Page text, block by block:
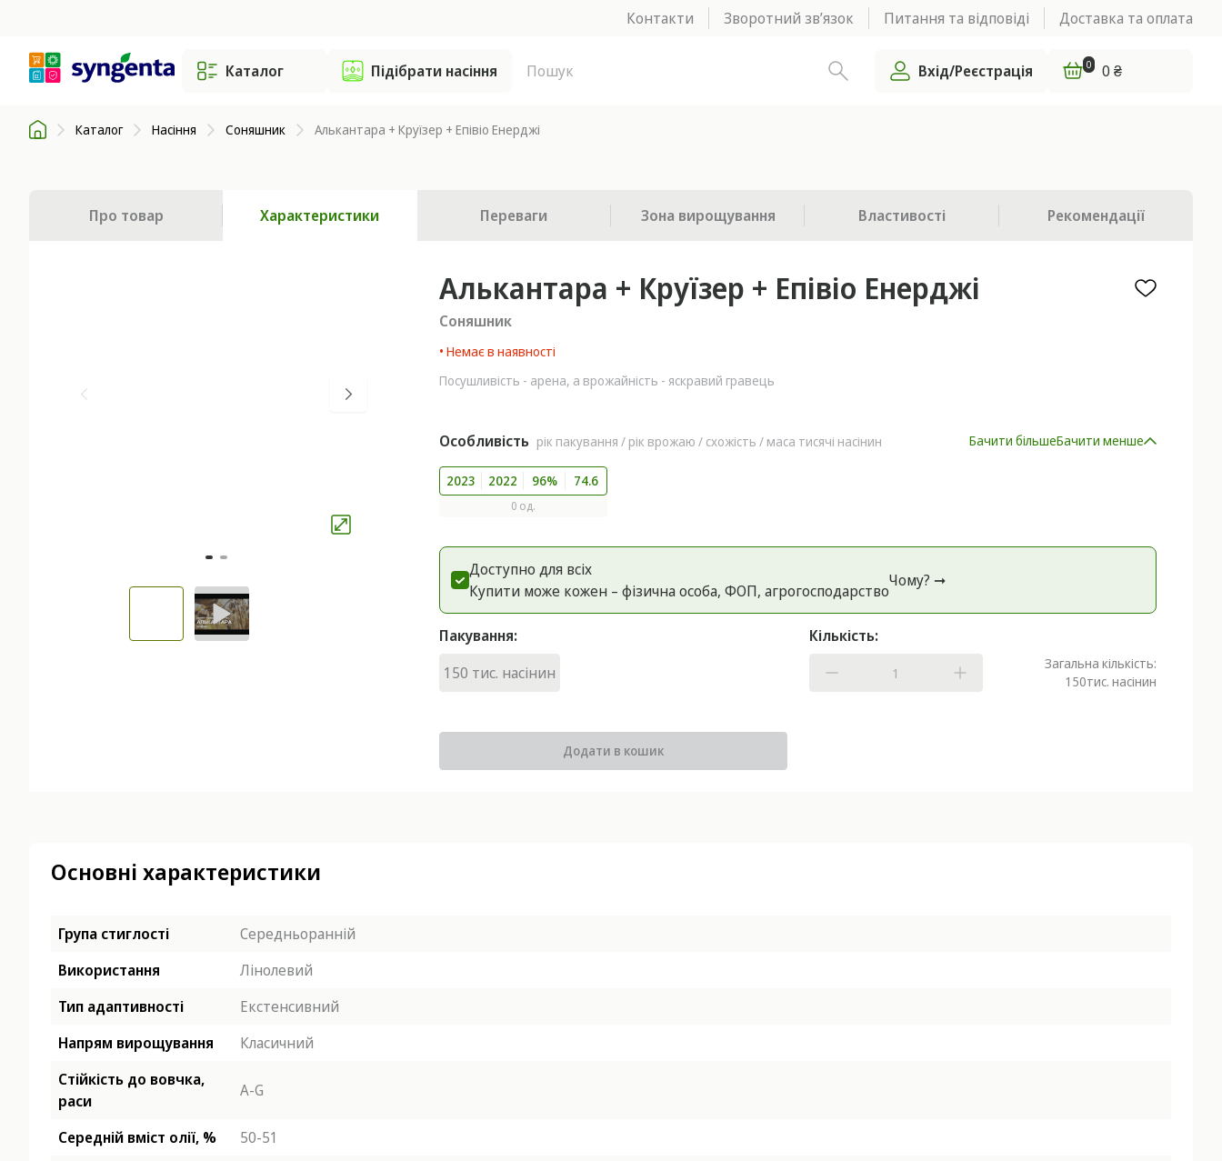
Контакти Зворотний зв’язок Питання та відповіді Доставка та оплата
Каталог Підібрати насіння Вхід/Реєстрація 0 0 ₴
Каталог Насіння Соняшник Алькантара + Круїзер + Епівіо Енерджі
Про товар Характеристики Переваги Зона вирощування Властивості Рекомендації
Алькантара + Круїзер + Епівіо Енерджі
Соняшник
• Немає в наявності
Посушливість - арена, а врожайність - яскравий гравець
Особливість рік пакування / рік врожаю / схожість / маса тисячі насінин Бачити більшеБачити менше
2023 2022 96% 74.6
0 од.
Доступно для всіх
Купити може кожен – фізична особа, ФОП, агрогоспoдарство
Чому? ➞
Пакування:
150 тис. насінин
Кількість:
Загальна кількість:
150тис. насінин
Додати в кошик
Основні характеристики
Група стиглості
Середньоранній
Використання
Лінолевий
Тип адаптивності
Екстенсивний
Напрям вирощування
Класичний
Стійкість до вовчка,
раси
A-G
Середній вміст олії, %
50-51